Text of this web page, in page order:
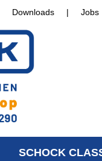
Downloads | Jobs
SCHOCK